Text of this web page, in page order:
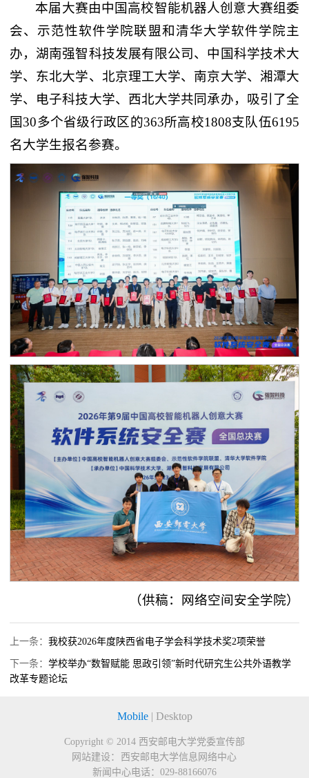
本届大赛由中国高校智能机器人创意大赛组委
会、示范性软件学院联盟和清华大学软件学院主
办，湖南强智科技发展有限公司、中国科学技术大
学、东北大学、北京理工大学、南京大学、湘潭大
学、电子科技大学、西北大学共同承办，吸引了全
国30多个省级行政区的363所高校1808支队伍6195
名大学生报名参赛。
（供稿：网络空间安全学院）
上一条： 我校获2026年度陕西省电子学会科学技术奖2项荣誉
下一条： 学校举办“数智赋能 思政引领”新时代研究生公共外语教学
改革专题论坛
Mobile | Desktop
Copyright © 2014 西安邮电大学党委宣传部
网站建设：
西安邮电大学信息网络中心
新闻中心电话： 029-88166076